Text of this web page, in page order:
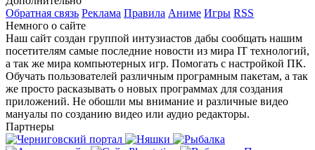
Обратная связь Реклама Правила Аниме Игры RSS
Немного о сайте
Наш сайт создан группой интузиастов дабы сообщать нашим
посетителям самые последние новости из мира IT технологий,
а так же мира компьютерных игр. Помогать с настройкой ПК.
Обучать пользователей различным програмным пакетам, а так
же просто расказывать о новых программах для создания
приложений. Не обошли мы внимание и различные видео
мануалы по созданию видео или аудио редакторы.
Партнеры